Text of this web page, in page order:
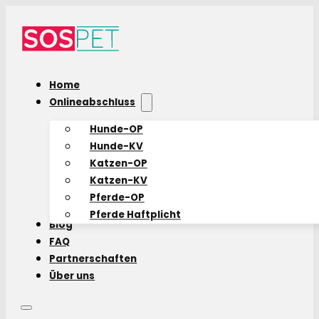
Home
Onlineabschluss
Hunde-OP
Hunde-KV
Katzen-OP
Katzen-KV
Pferde-OP
Pferde Haftplicht
Blog
FAQ
Partnerschaften
Über uns